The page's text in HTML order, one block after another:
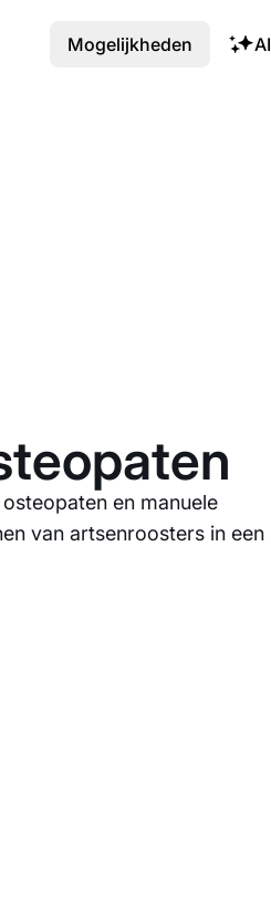
en manuele
van artsenroosters in een
Mogelijkheden AI